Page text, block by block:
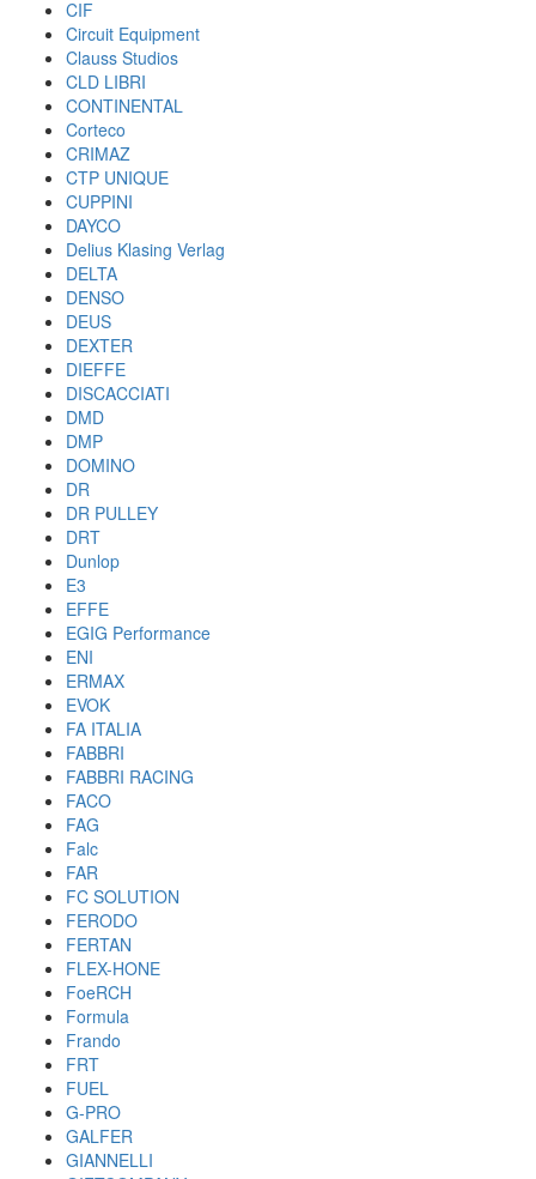
CIF
Circuit Equipment
Clauss Studios
CLD LIBRI
CONTINENTAL
Corteco
CRIMAZ
CTP UNIQUE
CUPPINI
DAYCO
Delius Klasing Verlag
DELTA
DENSO
DEUS
DEXTER
DIEFFE
DISCACCIATI
DMD
DMP
DOMINO
DR
DR PULLEY
DRT
Dunlop
E3
EFFE
EGIG Performance
ENI
ERMAX
EVOK
FA ITALIA
FABBRI
FABBRI RACING
FACO
FAG
Falc
FAR
FC SOLUTION
FERODO
FERTAN
FLEX-HONE
FoeRCH
Formula
Frando
FRT
FUEL
G-PRO
GALFER
GIANNELLI